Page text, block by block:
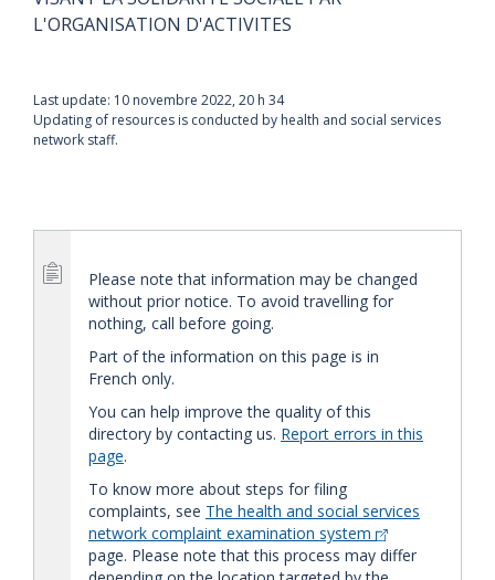
L'ORGANISATION D'ACTIVITES
Last update: 10 novembre 2022, 20 h 34
Updating of resources is conducted by health and social services
network staff.
Please note that information may be changed
without prior notice. To avoid travelling for
nothing, call before going.
Part of the information on this page is in
French only.
You can help improve the quality of this
directory by contacting us. Report errors in this
page.
To know more about steps for filing
complaints, see The health and social services
network complaint examination system
page. Please note that this process may differ